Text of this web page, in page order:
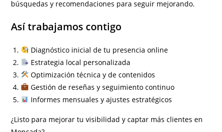
búsquedas y recomendaciones para seguir mejorando.
Así trabajamos contigo
Diagnóstico inicial de tu presencia online
Estrategia local personalizada
Optimización técnica y de contenidos
Gestión de reseñas y seguimiento continuo
Informes mensuales y ajustes estratégicos
¿Listo para mejorar tu visibilidad y captar más clientes en